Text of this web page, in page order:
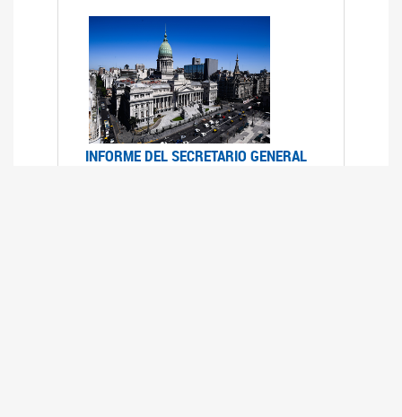
INFORME DEL SECRETARIO GENERAL